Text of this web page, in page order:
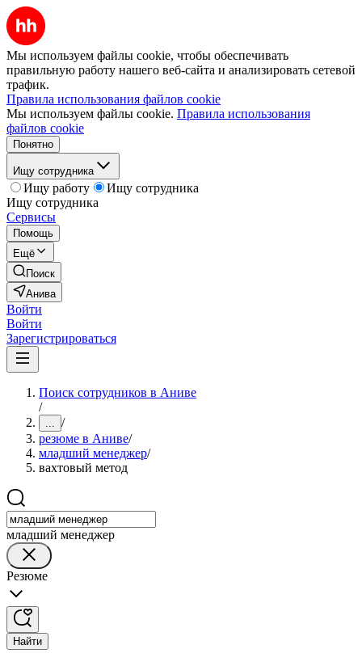
Мы используем файлы cookie, чтобы обеспечивать
правильную работу нашего веб-сайта и анализировать сетевой
трафик.
Правила использования файлов cookie
Мы используем файлы cookie. Правила использования
файлов cookie
Понятно
Ищу сотрудника
Ищу работу
Ищу сотрудника
Ищу сотрудника
Сервисы
Помощь
Ещё
Поиск
Анива
Войти
Войти
Зарегистрироваться
Поиск сотрудников в Аниве
/
... /
резюме в Аниве/
младший менеджер/
вахтовый метод
младший менеджер
Резюме
Найти